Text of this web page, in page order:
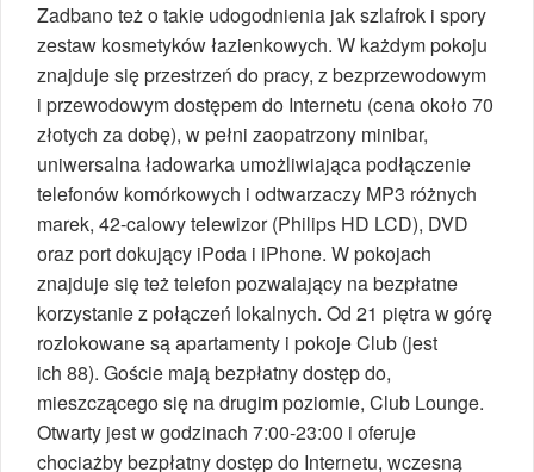
Zadbano też o takie udogodnienia jak szlafrok i spory
zestaw kosmetyków łazienkowych. W każdym pokoju
znajduje się przestrzeń do pracy, z bezprzewodowym
i przewodowym dostępem do Internetu (cena około 70
złotych za dobę), w pełni zaopatrzony minibar,
uniwersalna ładowarka umożliwiająca podłączenie
telefonów komórkowych i odtwarzaczy MP3 różnych
marek, 42-calowy telewizor (Philips HD LCD), DVD
oraz port dokujący iPoda i iPhone. W pokojach
znajduje się też telefon pozwalający na bezpłatne
korzystanie z połączeń lokalnych. Od 21 piętra w górę
rozlokowane są apartamenty i pokoje Club (jest
ich 88). Goście mają bezpłatny dostęp do,
mieszczącego się na drugim poziomie, Club Lounge.
Otwarty jest w godzinach 7:00-23:00 i oferuje
chociażby bezpłatny dostęp do Internetu, wczesną